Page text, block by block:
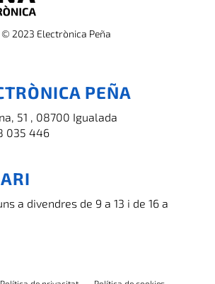
© 2023 Electrònica Peña
PEÑA
51 , 08700 Igualada
035 446
a divendres de 9 a 13 i de 16 a